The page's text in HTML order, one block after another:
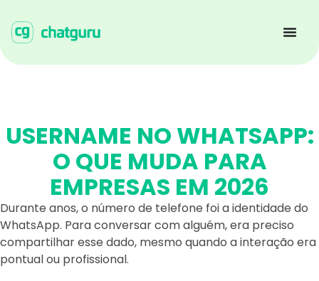
USERNAME NO WHATSAPP:
O QUE MUDA PARA
EMPRESAS EM 2026
Durante anos, o número de telefone foi a identidade do
WhatsApp. Para conversar com alguém, era preciso
compartilhar esse dado, mesmo quando a interação era
pontual ou profissional.